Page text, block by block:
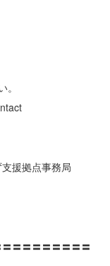
援拠点事務局
〓〓〓〓〓〓〓〓